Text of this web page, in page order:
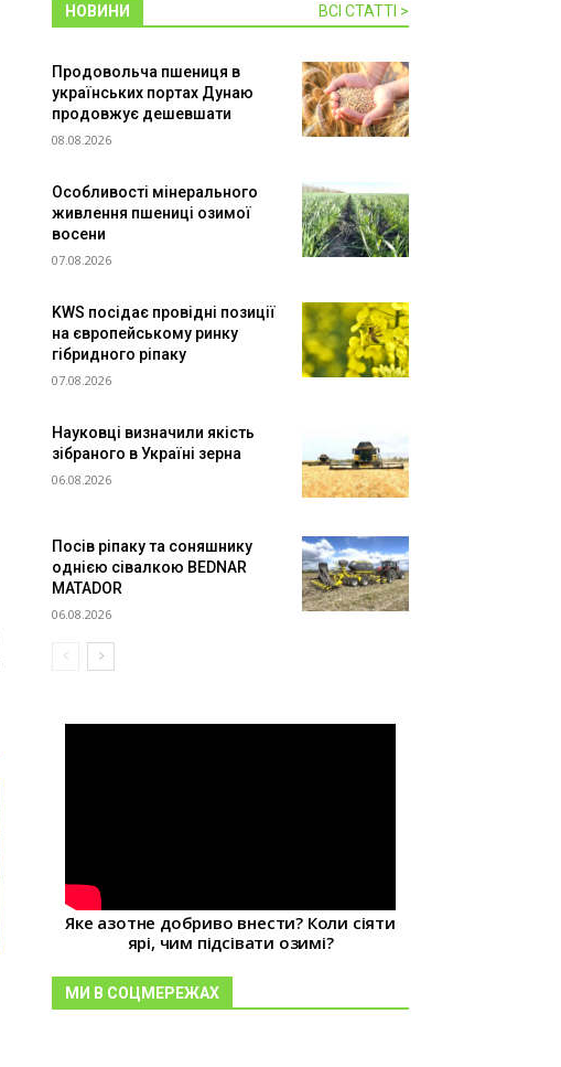
НОВИНИ ВСІ СТАТТІ >
Продовольча пшениця в
українських портах Дунаю
продовжує дешевшати
08.08.2026
Особливості мінерального
живлення пшениці озимої
восени
07.08.2026
KWS посідає провідні позиції
на європейському ринку
гібридного ріпаку
07.08.2026
Науковці визначили якість
зібраного в Україні зерна
06.08.2026
Посів ріпаку та соняшнику
однією сівалкою BEDNAR
MATADOR
06.08.2026
Яке азотне добриво внести? Коли сіяти
ярі, чим підсівати озимі?
МИ В СОЦМЕРЕЖАХ